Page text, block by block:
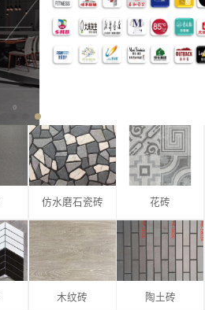
仿水磨石瓷砖 花砖
木纹砖 陶土砖